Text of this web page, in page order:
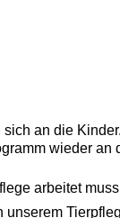
an die
wieder an
arbeitet